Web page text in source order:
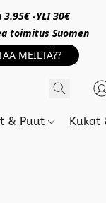
3.95€ -YLI 30€
toimitus Suomen
MEILTÄ??
& Puut Kukat